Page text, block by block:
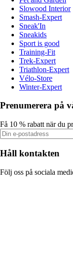
Slowood Interior
Smash-Expert
Sneak'In
Sneakids
Sport is good
Training-Fit
Trek-Expert
Triathlon-Expert
Vélo-Store
Winter-Expert
Prenumerera på
Få 10 % rabatt när du
Håll kontakten
Följ oss på sociala